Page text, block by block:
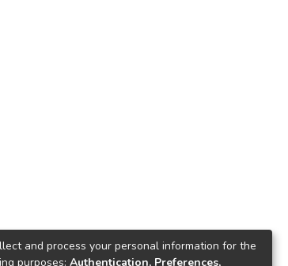
and process your personal information for the
purposes: Authentication, Preferences,